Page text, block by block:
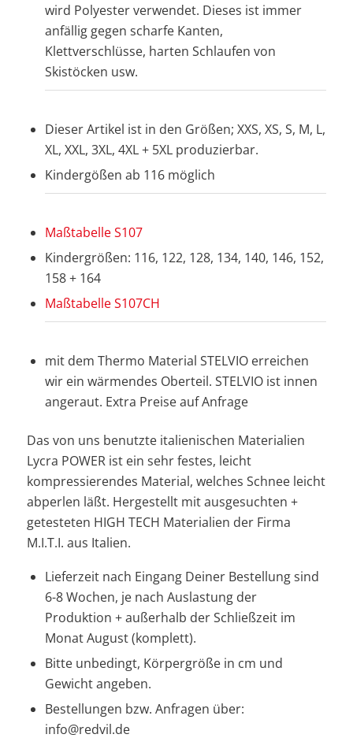
wird Polyester verwendet. Dieses ist immer
anfällig gegen scharfe Kanten,
Klettverschlüsse, harten Schlaufen von
Skistöcken usw.
Dieser Artikel ist in den Größen; XXS, XS, S, M, L,
XL, XXL, 3XL, 4XL + 5XL produzierbar.
Kindergößen ab 116 möglich
Maßtabelle S107
Kindergrößen: 116, 122, 128, 134, 140, 146, 152,
158 + 164
Maßtabelle S107CH
mit dem Thermo Material STELVIO erreichen
wir ein wärmendes Oberteil. STELVIO ist innen
angeraut. Extra Preise auf Anfrage
Das von uns benutzte italienischen Materialien
Lycra POWER ist ein sehr festes, leicht
kompressierendes Material, welches Schnee leicht
abperlen läßt. Hergestellt mit ausgesuchten +
getesteten HIGH TECH Materialien der Firma
M.I.T.I. aus Italien.
Lieferzeit nach Eingang Deiner Bestellung sind
6-8 Wochen, je nach Auslastung der
Produktion + außerhalb der Schließzeit im
Monat August (komplett).
Bitte unbedingt, Körpergröße in cm und
Gewicht angeben.
Bestellungen bzw. Anfragen über:
info@redvil.de